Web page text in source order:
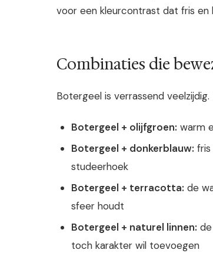
voor een kleurcontrast dat fris en
Combinaties die
Botergeel is verrassend
Botergeel + olijfgroen: warm
Botergeel + donkerblauw:
studeerhoek
Botergeel + terracotta: de
sfeer houdt
Botergeel + naturel linnen:
toch karakter wil toevoegen